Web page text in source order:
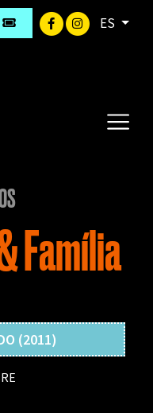
ES
Família
(2011)